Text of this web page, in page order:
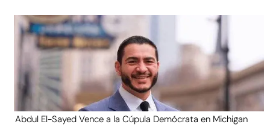
Abdul El-Sayed Vence a la Cúpula Demócrata en Michigan